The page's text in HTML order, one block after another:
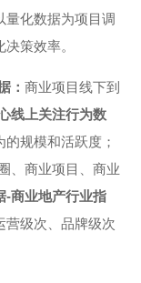
量化数据为项目调
策效率。
： 商业项目线下到
线上关注行为数
规模和活跃度；
、商业项目、商业
-商业地产行业指
营级次、品牌级次